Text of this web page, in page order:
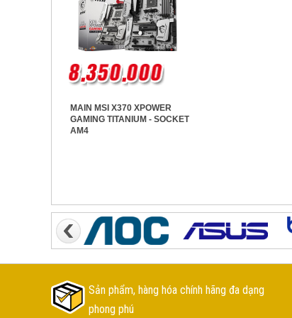
MAIN MSI X370 XPOWER
GAMING TITANIUM - SOCKET
AM4
Sản phẩm, hàng hóa chính hãng đa dạng
phong phú